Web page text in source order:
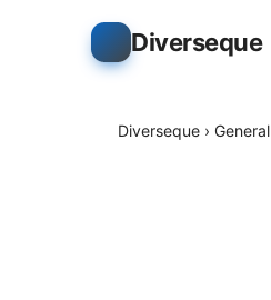
Diverseque
Diverseque › General